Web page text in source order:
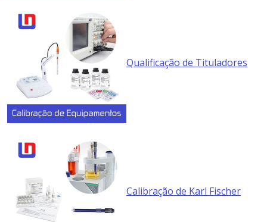
Qualificação de Tituladores
Calibração de Karl Fischer